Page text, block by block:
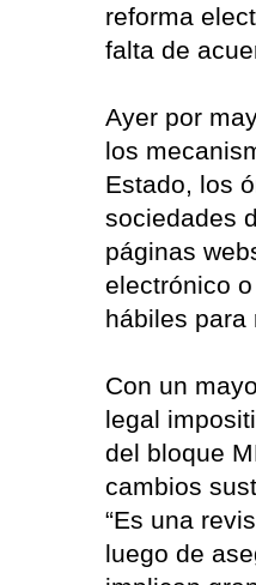
reforma
falta de
Ayer por
los
Estado, los
sociedades
páginas
electrónico
hábiles para
Con un
legal
del bloque
cambios
“Es una
luego de